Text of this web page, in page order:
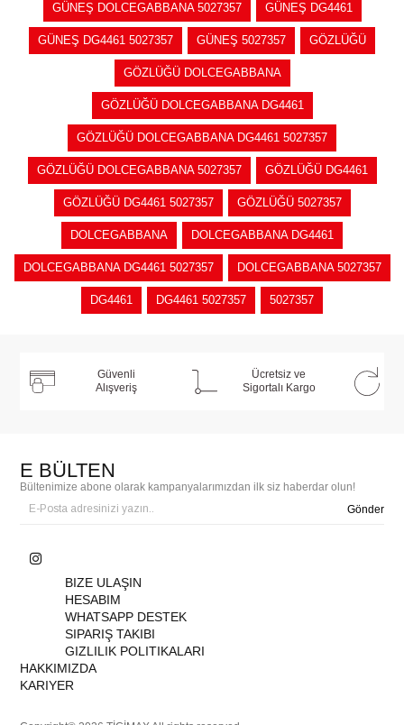
GÜNEŞ DOLCEGABBANA 5027357 GÜNEŞ DG4461
GÜNEŞ DG4461 5027357 GÜNEŞ 5027357 GÖZLÜĞÜ
GÖZLÜĞÜ DOLCEGABBANA
GÖZLÜĞÜ DOLCEGABBANA DG4461
GÖZLÜĞÜ DOLCEGABBANA DG4461 5027357
GÖZLÜĞÜ DOLCEGABBANA 5027357 GÖZLÜĞÜ DG4461
GÖZLÜĞÜ DG4461 5027357 GÖZLÜĞÜ 5027357
DOLCEGABBANA DOLCEGABBANA DG4461
DOLCEGABBANA DG4461 5027357 DOLCEGABBANA 5027357
DG4461 DG4461 5027357 5027357
Güvenli
Alışveriş
Ücretsiz ve
Sigortalı Kargo
E BÜLTEN
Bültenimize abone olarak kampanyalarımızdan ilk siz haberdar olun!
Gönder
BIZE ULAŞIN
HESABIM
WHATSAPP DESTEK
SIPARIŞ TAKIBI
GIZLILIK POLITIKALARI
HAKKIMIZDA
KARIYER